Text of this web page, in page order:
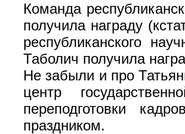
Команда
получила награду
республиканского
Таболич получила
Не забыли и про
центр
переподготовки
праздником.